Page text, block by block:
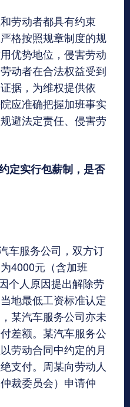
劳动者都具有约束
格按照规章制度的规
优势地位，侵害劳动
动者在合法权益受到
据，为维权提供依
应准确把握加班事实
避法定责任、侵害劳
定实行包薪制，是否
车服务公司，双方订
4000元（含加班
个人原因提出解除劳
地最低工资标准认定
某汽车服务公司亦未
差额。某汽车服务公
劳动合同中约定的月
支付。周某向劳动人
裁委员会）申请仲